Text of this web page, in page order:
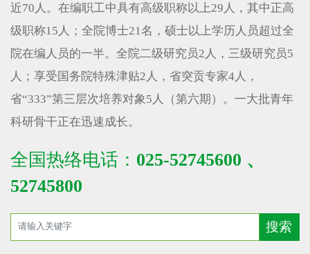
近70人。在编职工中具有高级职称以上29人，其中正高
级职称15人；全院博士21名，硕士以上学历人员超过全
院在编人员的一半。全院二级研究员2人，三级研究员5
人；享受国务院特殊津贴2人，省突贡专家4人，
省“333”第三层次培养对象5人（第六期）。一大批青年
科研骨干正在迅速成长。
全国热络电话： 025-52745600 、
52745800